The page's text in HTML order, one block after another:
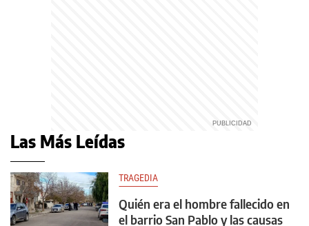
Las Más Leídas
TRAGEDIA
Quién era el hombre fallecido en
el barrio San Pablo y las causas